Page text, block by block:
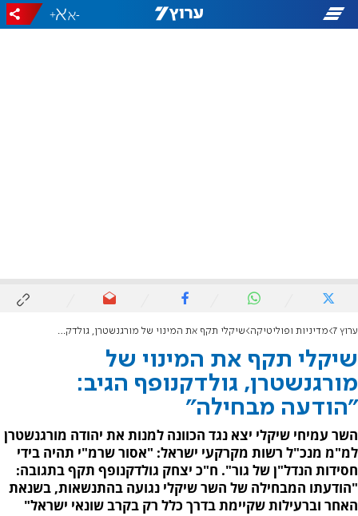
-
+
ערוץ 7 מדיניות ופוליטיקה שיקלי תקף את המינוי של מורגנשטרן, גולדקנופף הגיב: "הודעה מבחילה"
שיקלי תקף את המינוי של
מורגנשטרן, גולדקנופף הגיב:
"הודעה מבחילה"
השר עמיחי שיקלי יצא נגד הכוונה למנות את יהודה מורגנשטרן
למ"מ מנכ"ל רשות מקרקעי ישראל: "אסור שרמ"י תהיה בידי
חסידות הנדל"ן של גור". ח"כ יצחק גולדקנופף תקף בתגובה:
"הודעתו המבחילה של השר שיקלי נגועה בהתנשאות, בשנאת
האחר וברעילות שקיימת בדרך כלל רק בקרב שונאי ישראל"